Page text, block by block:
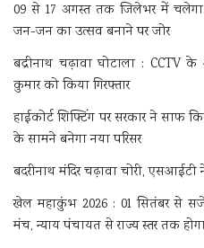
09 से 17 अगस्त तक जिलेभर में चलेगा
जन-जन का उत्सव बनाने पर जोर
बद्रीनाथ चढ़ावा घोटाला :
कुमार को किया गिरफ्तार
हाईकोर्ट शिफ्टिंग पर सरकार ने साफ
के सामने बनेगा नया परिसर
बदरीनाथ मंदिर चढ़ावा चोरी,
खेल महाकुंभ 2026 : 01 सितंबर से
मंच, न्याय पंचायत से राज्य स्तर तक होगा